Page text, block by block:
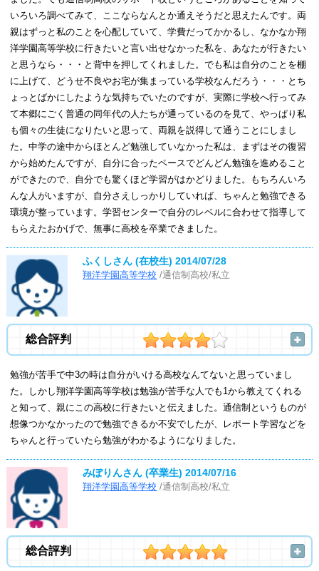
いろいろ調べてみて、ここならなんとか通えそうだと思えたんです。両
親はずっと私のことを心配していて、学費だってかかるし、なかなか翔
洋学園高等学校に行きたいと言い出せなかった私を、あなたが行きたい
と思うなら・・・と背中を押してくれました。でも私は自分のことを棚
に上げて、どうせ不良やお宅が集まっている学校なんだろう・・・とち
ょっとばかにしたような気持ちでいたのですが、実際に学校へ行ってみ
て本郷にごく普通の同年代の人たちが通っているのを見て、やっぱり私
も個々の生徒になりたいと思って、両親を説得して通うことにしまし
た。中学の途中からほとんど勉強していなかった私は、まずはその復習
から始めたんですが、自分に合ったペースでどんどん勉強を進めること
ができたので、自分でも驚くほど学習がはかどりました。もちろんいろ
んな人がいますが、自分さえしっかりしていれば、ちゃんと勉強できる
環境が整っています。学習センターで自分のレベルに合わせて指導して
もらえたおかげで、無事に高校を卒業できました。
ふくしさん (在校生)2014/07/28
翔洋学園高等学校 /通信制高校/私立
総合評判
勉強が苦手で中3の時は自分がいける高校なんてないと思っていまし
た。しかし翔洋学園高等学校は勉強が苦手な人でも1から教えてくれる
と知って、親にこの高校に行きたいと伝えました。通信制というものが
想像つかなかったので勉強できるか不安でしたが、レポート学習などを
ちゃんと行っていたら勉強がわかるようになりました。
みぽりんさん (卒業生)2014/07/16
翔洋学園高等学校 /通信制高校/私立
総合評判